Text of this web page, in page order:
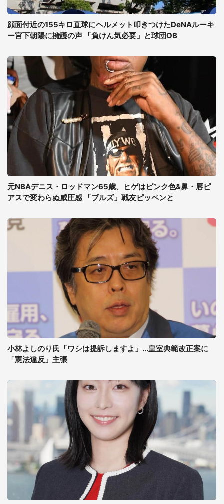
顔面付近の155キロ直球にヘルメット叩きつけたDeNAルーキ
ー宮下朝陽に擁護の声 「負けん気必要」と球団OB
元NBAデニス・ロッドマン65歳、ヒゲはピンク色&鼻・唇ピ
アスで変わらぬ威圧感 「ブルズ」戦友ピッペンと
小林よしのり氏「ワシは提訴しますよ」...皇室典範改正案に
「憲法違反」主張